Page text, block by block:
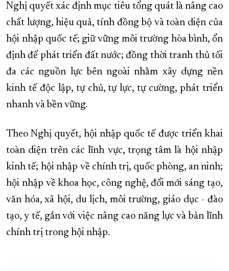
Nghị quyết xác định mục tiêu tổng quát là nâng cao
chất lượng, hiệu quả, tính đồng bộ và toàn diện của
hội nhập quốc tế; giữ vững môi trường hòa bình, ổn
định để phát triển đất nước; đồng thời tranh thủ tối
đa các nguồn lực bên ngoài nhằm xây dựng nền
kinh tế độc lập, tự chủ, tự lực, tự cường, phát triển
nhanh và bền vững.
Theo Nghị quyết, hội nhập quốc tế được triển khai
toàn diện trên các lĩnh vực, trọng tâm là hội nhập
kinh tế; hội nhập về chính trị, quốc phòng, an ninh;
hội nhập về khoa học, công nghệ, đổi mới sáng tạo,
văn hóa, xã hội, du lịch, môi trường, giáo dục - đào
tạo, y tế, gắn với việc nâng cao năng lực và bản lĩnh
chính trị trong hội nhập.